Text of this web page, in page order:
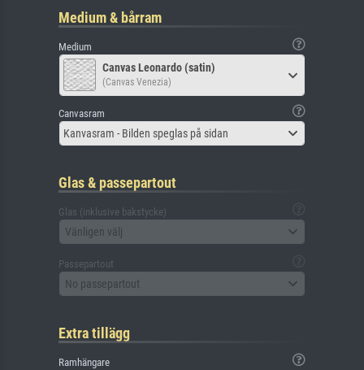
Medium & bårram
Medium
Canvas Leonardo (satin)
(Canvas Venezia)
Canvasram
Kanvasram - Bilden speglas på sidan
Glas & passepartout
Glas (inklusive bakstycke)
Vänligen välj
Passepartout
No passepartout
Extra tillägg
Ramhängare